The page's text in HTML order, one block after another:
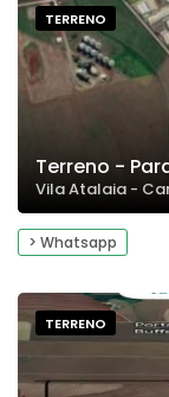
TERRENO
Terreno -
Vila Atalaia -
> Whatsapp
TERRENO